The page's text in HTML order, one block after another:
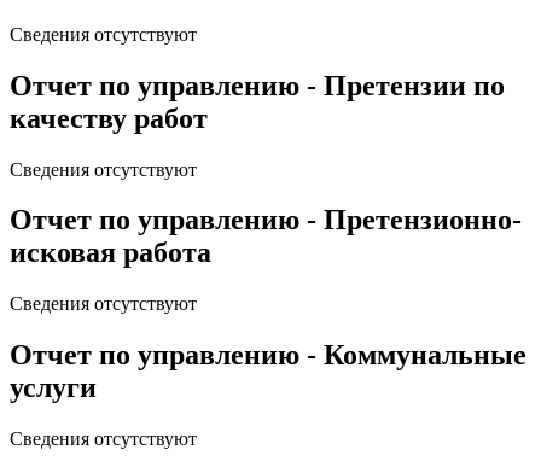
Сведения отсутствуют
Отчет по управлению - Претензии по
качеству работ
Сведения отсутствуют
Отчет по управлению - Претензионно-
исковая работа
Сведения отсутствуют
Отчет по управлению - Коммунальные
услуги
Сведения отсутствуют